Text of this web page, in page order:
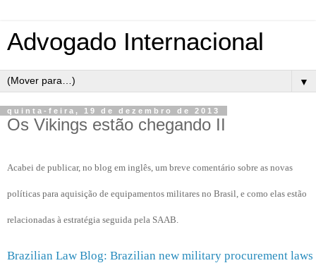
Advogado Internacional
▼
quinta-feira, 19 de dezembro de 2013
Os Vikings estão chegando II
Acabei de publicar, no blog em inglês, um breve comentário sobre as novas
políticas para aquisição de equipamentos militares no Brasil, e como elas estão
relacionadas à estratégia seguida pela SAAB.
Brazilian Law Blog: Brazilian new military procurement laws